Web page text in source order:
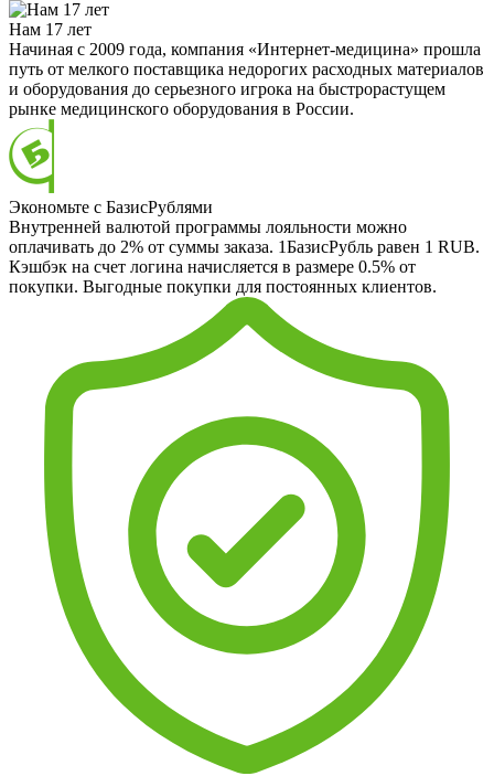
Нам 17 лет
Начиная с 2009 года, компания «Интернет-медицина» прошла
путь от мелкого поставщика недорогих расходных материалов
и оборудования до серьезного игрока на быстрорастущем
рынке медицинского оборудования в России.
Экономьте с БазисРублями
Внутренней валютой программы лояльности можно
оплачивать до 2% от суммы заказа. 1БазисРубль равен 1 RUB.
Кэшбэк на счет логина начисляется в размере 0.5% от
покупки. Выгодные покупки для постоянных клиентов.